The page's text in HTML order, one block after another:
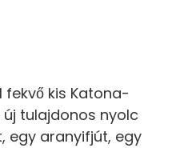
kis Katona-
tulajdonos nyolc
egy aranyifjút, egy